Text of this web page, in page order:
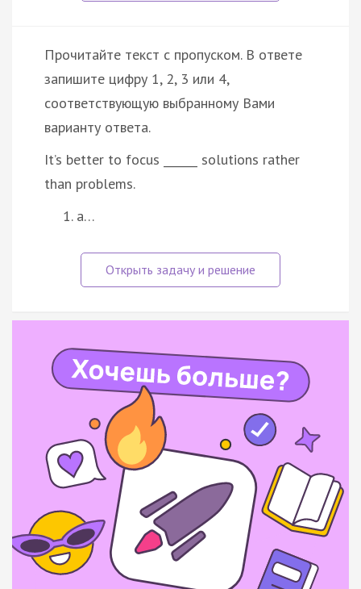
Прочитайте текст с пропуском. В ответе
запишите цифру 1, 2, 3 или 4,
соответствующую выбранному Вами
варианту ответа.
It’s better to focus ______ solutions rather
than problems.
a…